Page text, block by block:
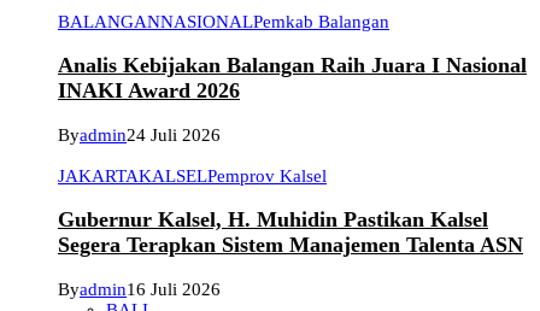
BALANGANNASIONALPemkab Balangan
Analis Kebijakan Balangan Raih Juara I Nasional
INAKI Award 2026
Byadmin24 Juli 2026
JAKARTAKALSELPemprov Kalsel
Gubernur Kalsel, H. Muhidin Pastikan Kalsel
Segera Terapkan Sistem Manajemen Talenta ASN
Byadmin16 Juli 2026